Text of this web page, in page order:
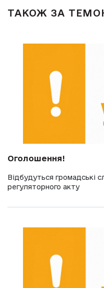
ТАКОЖ ЗА
Оголошення!
Відбудуться громадські
регуляторного акту